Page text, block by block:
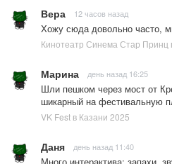
Вера 12 часов назад
Хожу сюда довольно часто,
Кинотеатр Синема Стар Принц
Марина день назад 16:25
Шли пешком через мост от
шикарный на фестивальную
VK Fest в Казани 2025
Даня день назад 11:40
Много интерактива: запахи,